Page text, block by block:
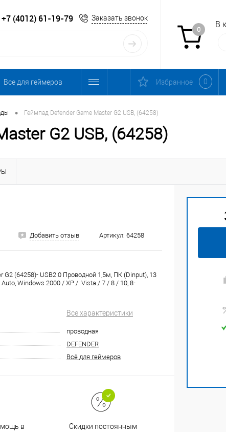
+7 (4012) 61-19-79 Заказать звонок
0
В
Все для геймеров Избранное 0
• Геймпад Defender Game Master G2 USB, (64258)
G2 USB, (64258)
Добавить отзыв Артикул: 64258
G2 (64258)- USB2.0 Проводной 1,5м, ПК (Dinput), 13
Windows 2000 / XP / Vista / 7 / 8 / 10, 8-
Все характеристики
проводная
DEFENDER
Всё для геймеров
в
Скидки постоянным